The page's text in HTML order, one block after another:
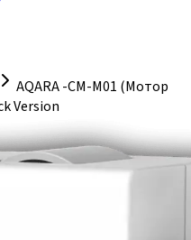
AQARA -CM-M01 (Мотор
Version